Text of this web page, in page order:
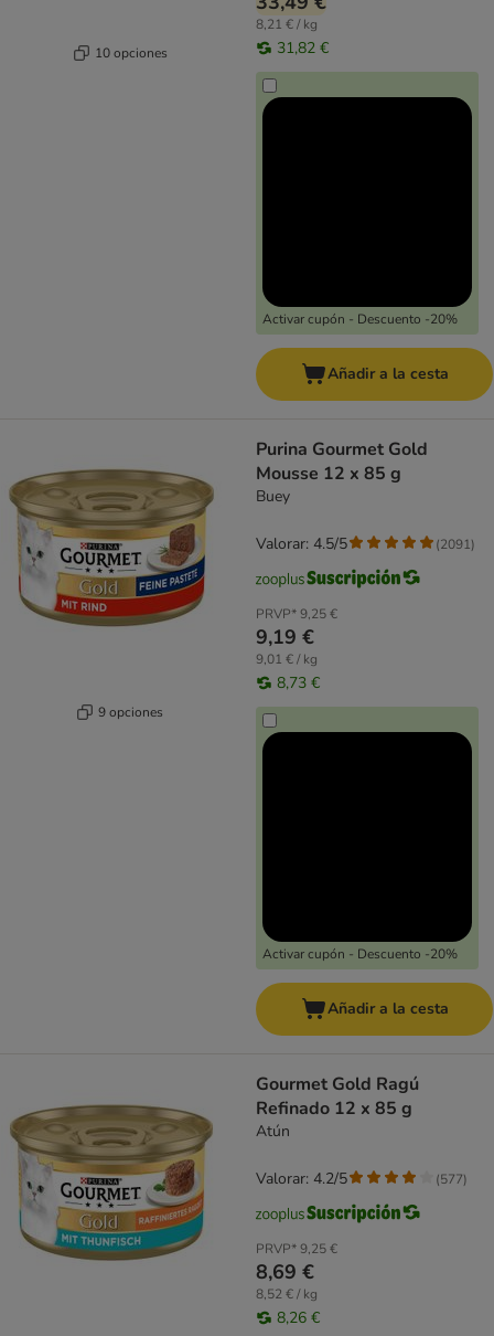
10 opciones
8,21 € / kg
31,82 €
Activar cupón - Descuento -20%
Añadir a la cesta
9 opciones
Purina Gourmet Gold
Mousse 12 x 85 g
Buey
PRVP*9,25 €
9,19 €
9,01 € / kg
8,73 €
Activar cupón - Descuento -20%
Valorar: 4.5/5 (2091)
Añadir a la cesta
Gourmet Gold Ragú
Refinado 12 x 85 g
Atún
PRVP*9,25 €
8,69 €
8,52 € / kg
8,26 €
Valorar: 4.2/5 (577)